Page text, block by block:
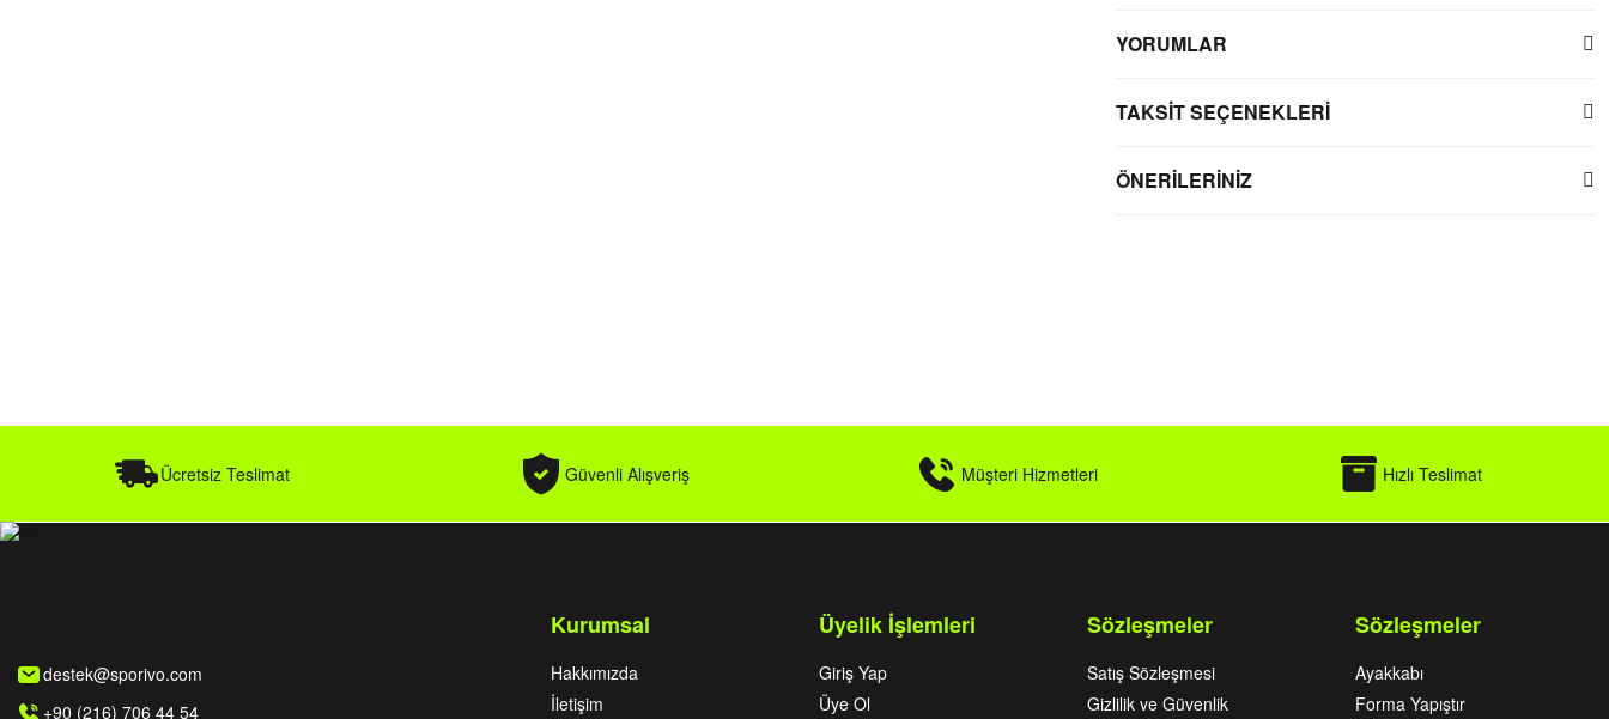
YORUMLAR
TAKSİT SEÇENEKLERİ
ÖNERİLERİNİZ
Ücretsiz Teslimat Güvenli Alışveriş Müşteri Hizmetleri Hızlı Teslimat
destek@sporivo.com
+90 (216) 706 44 54
Kurumsal
Hakkımızda
İletişim
Üyelik İşlemleri
Giriş Yap
Üye Ol
Sözleşmeler
Satış Sözleşmesi
Gizlilik ve Güvenlik
Sözleşmeler
Ayakkabı
Forma Yapıştır